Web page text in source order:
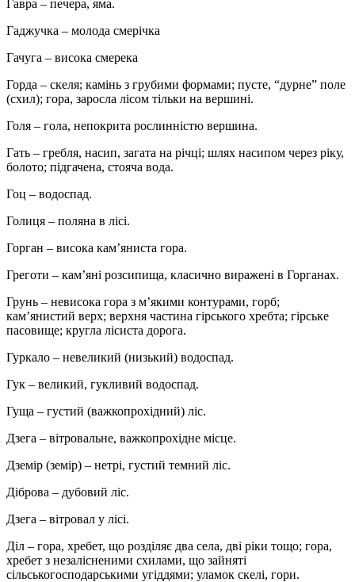
Гавра – печера, яма.
Гаджучка – молода смерічка
Гачуга – висока смерека
Горда – скеля; камінь з грубими формами; пусте, “дурне” поле
(схил); гора, заросла лісом тільки на вершині.
Голя – гола, непокрита рослинністю вершина.
Гать – гребля, насип, загата на річці; шлях насипом через ріку,
болото; підгачена, стояча вода.
Гоц – водоспад.
Голиця – поляна в лісі.
Горган – висока кам’яниста гора.
Греготи – кам’яні розсипища, класично виражені в Горганах.
Грунь – невисока гора з м’якими контурами, горб;
кам’янистий верх; верхня частина гірського хребта; гірське
пасовище; кругла лісиста дорога.
Гуркало – невеликий (низький) водоспад.
Гук – великий, гукливий водоспад.
Гуща – густий (важкопрохідний) ліс.
Дзега – вітровальне, важкопрохідне місце.
Дземір (земір) – нетрі, густий темний ліс.
Діброва – дубовий ліс.
Дзега – вітровал у лісі.
Діл – гора, хребет, що розділяє два села, дві ріки тощо; гора,
хребет з незалісненими схилами, що зайняті
сільськогосподарськими угіддями; уламок скелі, гори.